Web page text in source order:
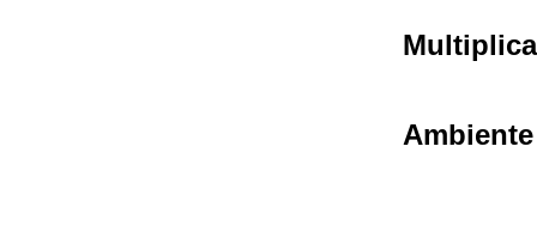
Ambiente